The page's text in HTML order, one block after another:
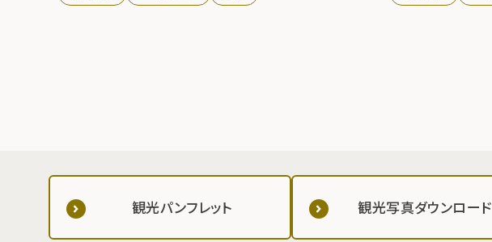
観光パンフレット 観光写真ダウンロード